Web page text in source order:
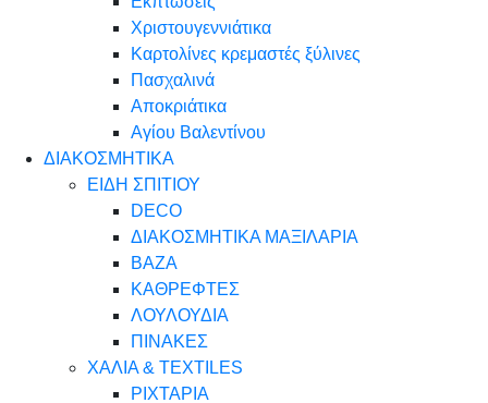
Χριστουγεννιάτικα
Καρτολίνες κρεμαστές ξύλινες
Πασχαλινά
Αποκριάτικα
Αγίου Βαλεντίνου
ΔΙΑΚΟΣΜΗΤΙΚΑ
ΕΙΔΗ ΣΠΙΤΙΟΥ
DECO
ΔΙΑΚΟΣΜΗΤΙΚΑ ΜΑΞΙΛΑΡΙΑ
ΒΑΖΑ
ΚΑΘΡΕΦΤΕΣ
ΛΟΥΛΟΥΔΙΑ
ΠΙΝΑΚΕΣ
ΧΑΛΙΑ & TEXTILES
ΡΙΧΤΑΡΙΑ